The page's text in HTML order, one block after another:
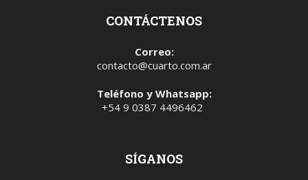
CONTÁCTENOS
Correo:
contacto@cuarto.com.ar
Teléfono y Whatsapp:
+54 9 0387 4496462
SÍGANOS